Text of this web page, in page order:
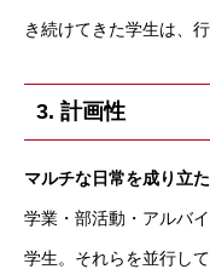
き続けてきた学生は、
3. 計画性
マルチな日常を成り立
学業・部活動・アルバ
学生。それらを並行し